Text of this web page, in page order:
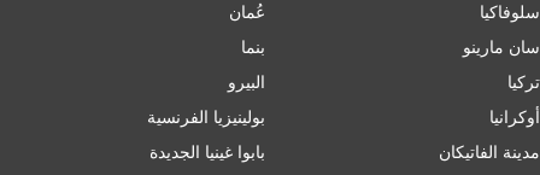
سلوفاكيا
سان مارينو
تركيا
أوكرانيا
مدينة الفاتيكان
عُمان
بنما
البيرو
بولينيزيا الفرنسية
بابوا غينيا الجديدة